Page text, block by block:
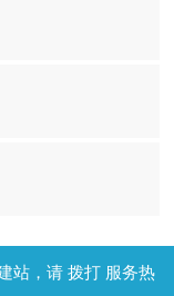
拨打 服务热